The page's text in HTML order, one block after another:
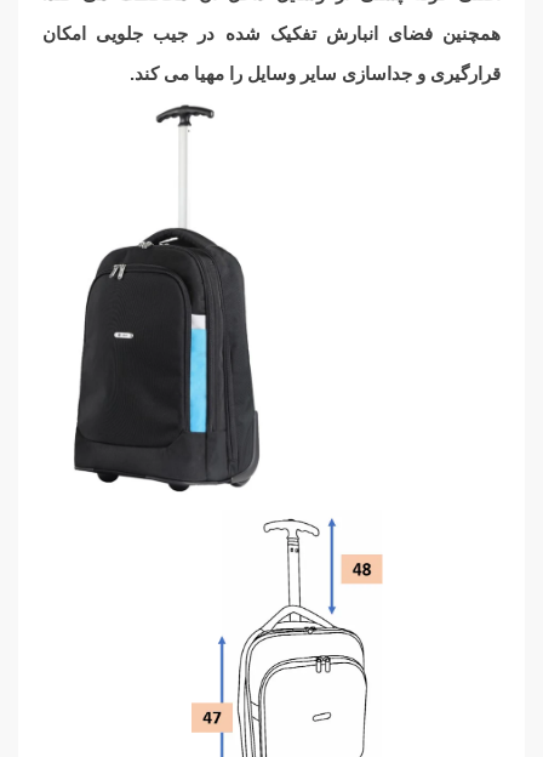
همچنین فضای انبارش تفکیک شده در جیب جلویی امکان
قرارگیری و جداسازی سایر وسایل را مهیا می کند.